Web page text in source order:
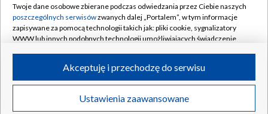
Rada Programowa
System NOS
Informacje o nadawcy
Program dla prasy
Ogłoszenie przetargowe
Kontakt
Kanały
©2026 Telewizja Polska S.A. w likwidacji
Twoje dane osobowe zbierane podczas odwiedzania przez Ciebie naszych
poszczególnych serwisówzwanych dalej „Portalem”, w tym informacje
zapisywane za pomocą technologii takich jak: pliki cookie, sygnalizatory
WWW lub innych podobnych technologii umożliwiających świadczenie
ruchu w Internecie.
Twoje dane osobowe zbierane podczas odwiedzania przez Ciebie
poszczególnych serwisówna Portalu, takie jak adresy IP, identyfikatory
Ustawienia zaawansowane
Akceptuję i przechodzę do serwisu